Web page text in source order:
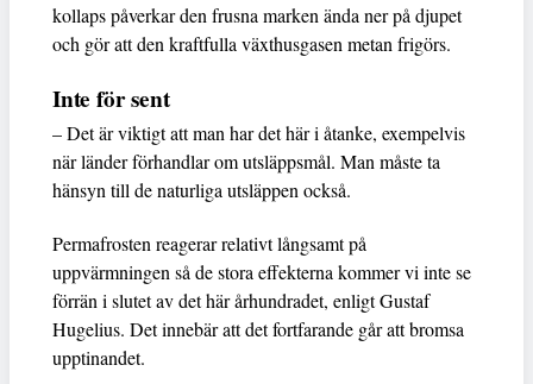
kollaps påverkar den frusna marken ända ner på djupet
och gör att den kraftfulla växthusgasen metan frigörs.
Inte för sent
– Det är viktigt att man har det här i åtanke, exempelvis
när länder förhandlar om utsläppsmål. Man måste ta
hänsyn till de naturliga utsläppen också.
Permafrosten reagerar relativt långsamt på
uppvärmningen så de stora effekterna kommer vi inte se
förrän i slutet av det här århundradet, enligt Gustaf
Hugelius. Det innebär att det fortfarande går att bromsa
upptinandet.